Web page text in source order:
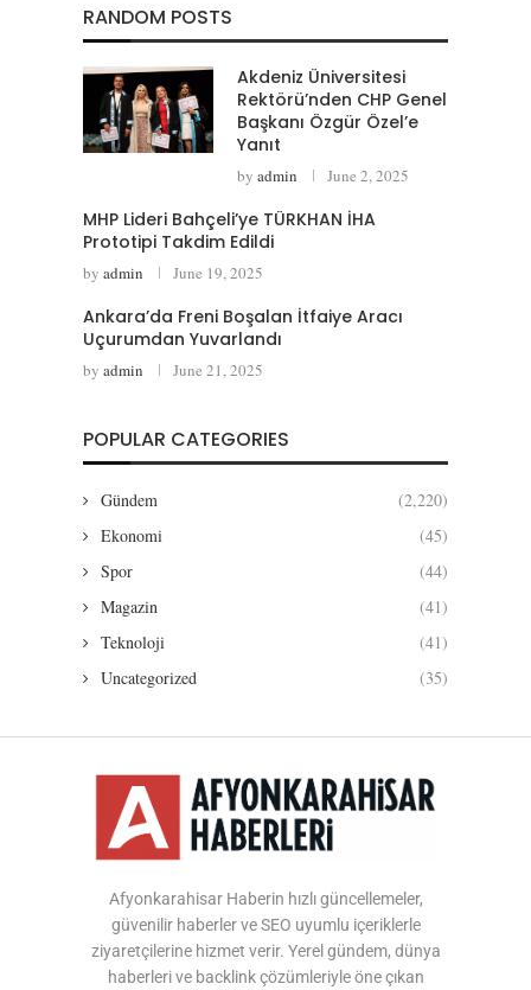
RANDOM POSTS
Akdeniz Üniversitesi
Rektörü’nden CHP Genel
Başkanı Özgür Özel’e
Yanıt
by admin June 2, 2025
MHP Lideri Bahçeli’ye TÜRKHAN İHA
Prototipi Takdim Edildi
by admin June 19, 2025
Ankara’da Freni Boşalan İtfaiye Aracı
Uçurumdan Yuvarlandı
by admin June 21, 2025
POPULAR CATEGORIES
Gündem
(2,220)
Ekonomi
(45)
Spor
(44)
Magazin
(41)
Teknoloji
(41)
Uncategorized
(35)
Afyonkarahisar Haberin hızlı güncellemeler,
güvenilir haberler ve SEO uyumlu içeriklerle
ziyaretçilerine hizmet verir. Yerel gündem, dünya
haberleri ve backlink çözümleriyle öne çıkan